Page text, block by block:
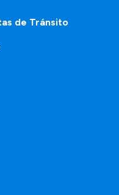
de Tránsito